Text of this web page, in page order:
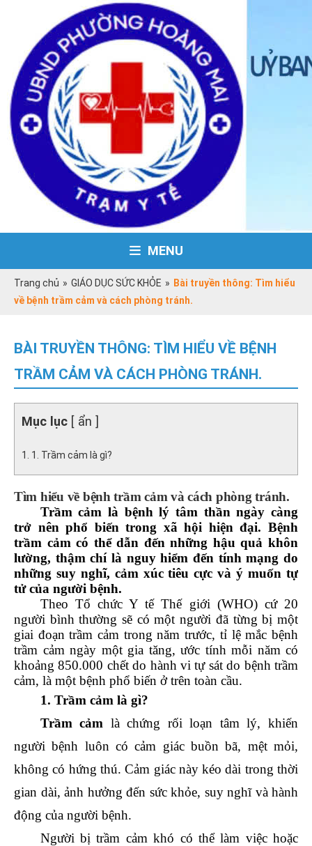
MENU
Trang chủ » GIÁO DỤC SỨC KHỎE » Bài truyền thông: Tìm hiểu
về bệnh trầm cảm và cách phòng tránh.
BÀI TRUYỀN THÔNG: TÌM HIỂU VỀ BỆNH
TRẦM CẢM VÀ CÁCH PHÒNG TRÁNH.
Mục lục [ ẩn ]
1. Trầm cảm là gì?
Tìm hiểu về bệnh trầm cảm và cách phòng tránh.
Trầm cảm là bệnh lý tâm thần ngày càng
trở nên phổ biến trong xã hội hiện đại. Bệnh
trầm cảm có thể dẫn đến những hậu quả khôn
lường, thậm chí là nguy hiểm đến tính mạng do
những suy nghĩ, cảm xúc tiêu cực và ý muốn tự
tử của người bệnh.
Theo Tổ chức Y tế Thế giới (WHO) cứ 20
người bình thường sẽ có một người đã từng bị một
giai đoạn trầm cảm trong năm trước, tỉ lệ mắc bệnh
trầm cảm ngày một gia tăng, ước tính mỗi năm có
khoảng 850.000 chết do hành vi tự sát do bệnh trầm
cảm, là một bệnh phổ biến ở trên toàn cầu.
1. Trầm cảm là gì?
Trầm cảm là chứng rối loạn tâm lý, khiến
người bệnh luôn có cảm giác buồn bã, mệt mỏi,
không có hứng thú. Cảm giác này kéo dài trong thời
gian dài, ảnh hưởng đến sức khỏe, suy nghĩ và hành
động của người bệnh.
Người bị trầm cảm khó có thể làm việc hoặc